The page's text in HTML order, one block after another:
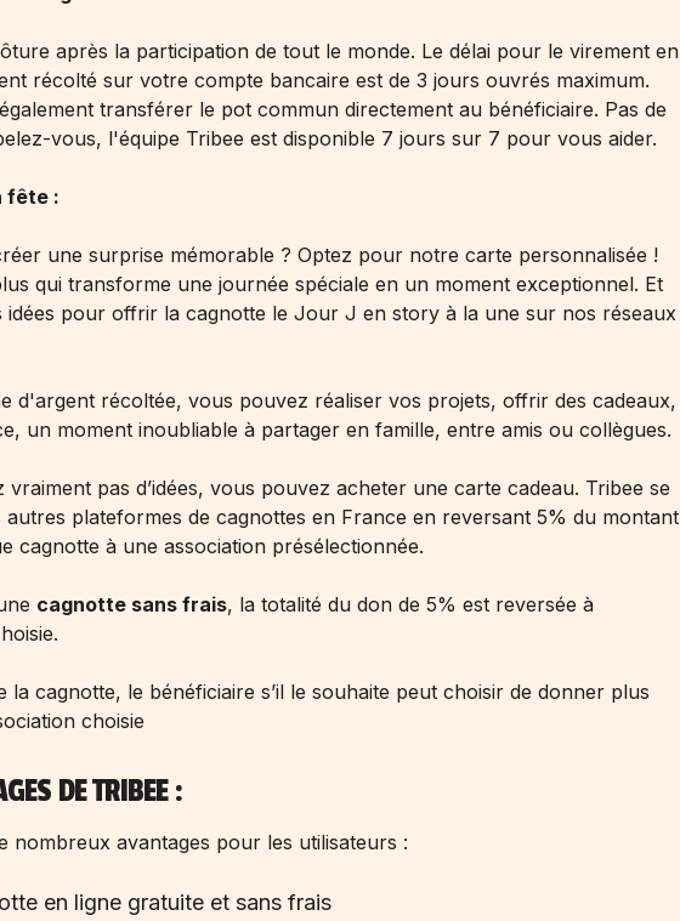
après la participation de tout le monde. Le délai pour le virement en
récolté sur votre compte bancaire est de 3 jours ouvrés maximum.
transférer le pot commun directement au bénéficiaire. Pas de
vous, l'équipe Tribee est disponible 7 jours sur 7 pour vous aider.
fête :
une surprise mémorable ? Optez pour notre carte personnalisée !
qui transforme une journée spéciale en un moment exceptionnel. Et
idées pour offrir la cagnotte le Jour J en story à la une sur nos réseaux
d'argent récoltée, vous pouvez réaliser vos projets, offrir des cadeaux,
un moment inoubliable à partager en famille, entre amis ou collègues.
vraiment pas d’idées, vous pouvez acheter une carte cadeau. Tribee se
autres plateformes de cagnottes en France en reversant 5% du montant
cagnotte à une association présélectionnée.
cagnotte sans frais, la totalité du don de 5% est reversée à
la cagnotte, le bénéficiaire s’il le souhaite peut choisir de donner plus
choisie
DE TRIBEE :
nombreux avantages pour les utilisateurs :
en ligne gratuite et sans frais